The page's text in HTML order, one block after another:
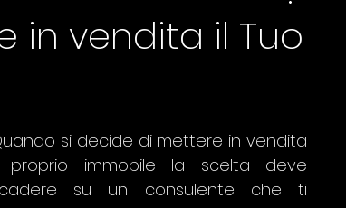
in vendita il Tuo
si decide di mettere in vendita
proprio immobile la scelta deve
su un consulente che ti